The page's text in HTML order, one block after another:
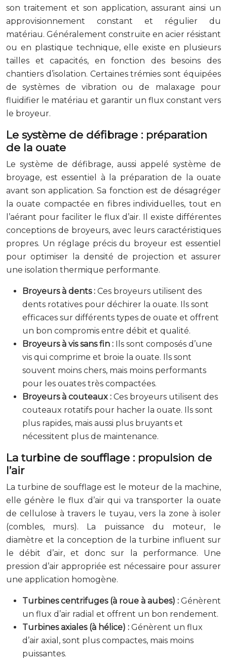
son traitement et son application, assurant ainsi un
approvisionnement constant et régulier du
matériau. Généralement construite en acier résistant
ou en plastique technique, elle existe en plusieurs
tailles et capacités, en fonction des besoins des
chantiers d’isolation. Certaines trémies sont équipées
de systèmes de vibration ou de malaxage pour
fluidifier le matériau et garantir un flux constant vers
le broyeur.
Le système de défibrage : préparation
de la ouate
Le système de défibrage, aussi appelé système de
broyage, est essentiel à la préparation de la ouate
avant son application. Sa fonction est de désagréger
la ouate compactée en fibres individuelles, tout en
l’aérant pour faciliter le flux d’air. Il existe différentes
conceptions de broyeurs, avec leurs caractéristiques
propres. Un réglage précis du broyeur est essentiel
pour optimiser la densité de projection et assurer
une isolation thermique performante.
Broyeurs à dents : Ces broyeurs utilisent des
dents rotatives pour déchirer la ouate. Ils sont
efficaces sur différents types de ouate et offrent
un bon compromis entre débit et qualité.
Broyeurs à vis sans fin : Ils sont composés d’une
vis qui comprime et broie la ouate. Ils sont
souvent moins chers, mais moins performants
pour les ouates très compactées.
Broyeurs à couteaux : Ces broyeurs utilisent des
couteaux rotatifs pour hacher la ouate. Ils sont
plus rapides, mais aussi plus bruyants et
nécessitent plus de maintenance.
La turbine de soufflage : propulsion de
l’air
La turbine de soufflage est le moteur de la machine,
elle génère le flux d’air qui va transporter la ouate
de cellulose à travers le tuyau, vers la zone à isoler
(combles, murs). La puissance du moteur, le
diamètre et la conception de la turbine influent sur
le débit d’air, et donc sur la performance. Une
pression d’air appropriée est nécessaire pour assurer
une application homogène.
Turbines centrifuges (à roue à aubes) : Génèrent
un flux d’air radial et offrent un bon rendement.
Turbines axiales (à hélice) : Génèrent un flux
d’air axial, sont plus compactes, mais moins
puissantes.